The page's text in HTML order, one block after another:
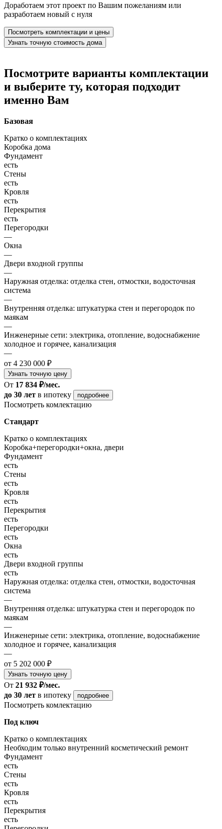
Доработаем этот проект по Вашим пожеланиям или
разработаем новый с нуля
Посмотреть комплектации и цены
Узнать точную стоимость дома
Посмотрите варианты комплектации
и выберите ту, которая подходит
именно Вам
Базовая
Кратко о комплектациях
Коробка дома
Фундамент
есть
Стены
есть
Кровля
есть
Перекрытия
есть
Перегородки
—
Окна
—
Двери входной группы
—
Наружная отделка: отделка стен, отмостки, водосточная
система
—
Внутренняя отделка: штукатурка стен и перегородок по
маякам
—
Инженерные сети: электрика, отопление, водоснабжение
холодное и горячее, канализация
—
от 4 230 000 ₽
Узнать точную цену
От 17 834 ₽/мес.
до 30 лет в ипотеку подробнее
Посмотреть комлектацию
Стандарт
Кратко о комплектациях
Коробка+перегородки+окна, двери
Фундамент
есть
Стены
есть
Кровля
есть
Перекрытия
есть
Перегородки
есть
Окна
есть
Двери входной группы
есть
Наружная отделка: отделка стен, отмостки, водосточная
система
—
Внутренняя отделка: штукатурка стен и перегородок по
маякам
—
Инженерные сети: электрика, отопление, водоснабжение
холодное и горячее, канализация
—
от 5 202 000 ₽
Узнать точную цену
От 21 932 ₽/мес.
до 30 лет в ипотеку подробнее
Посмотреть комлектацию
Под ключ
Кратко о комплектациях
Необходим только внутренний косметический ремонт
Фундамент
есть
Стены
есть
Кровля
есть
Перекрытия
есть